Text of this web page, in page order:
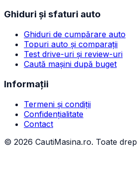
Ghiduri și sfaturi auto
Ghiduri de cumpărare auto
Topuri auto și comparații
Test drive-uri și review-uri
Caută mașini după buget
Informații
Termeni și condiții
Confidențialitate
Contact
© 2026 CautiMasina.ro. Toate